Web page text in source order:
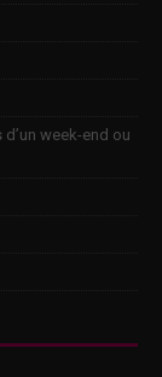
week-end ou